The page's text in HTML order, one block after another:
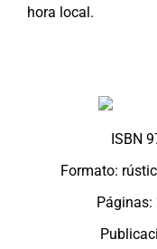
hora local.
ISBN
Formato:
Páginas: